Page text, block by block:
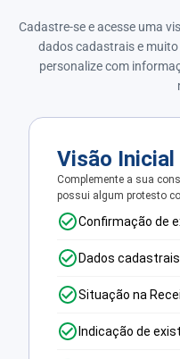
Cadastre-se e acesse uma
dados cadastrais e
personalize com
Visão Inicial
Complemente a sua
possui algum protesto
Confirmação de
Dados
Situação na
Indicação de